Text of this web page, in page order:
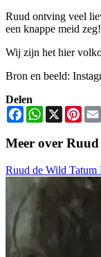
Ruud ontving veel
een knappe meid zeg!
Wij zijn het hier
Bron en beeld:
Delen
FacebookWhatsApp
X
Meer over
Ruud de Wild Tatum